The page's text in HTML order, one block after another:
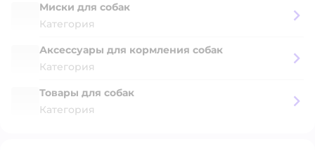
Миски для собак
Категория
Аксессуары для кормления собак
Категория
Товары для собак
Категория